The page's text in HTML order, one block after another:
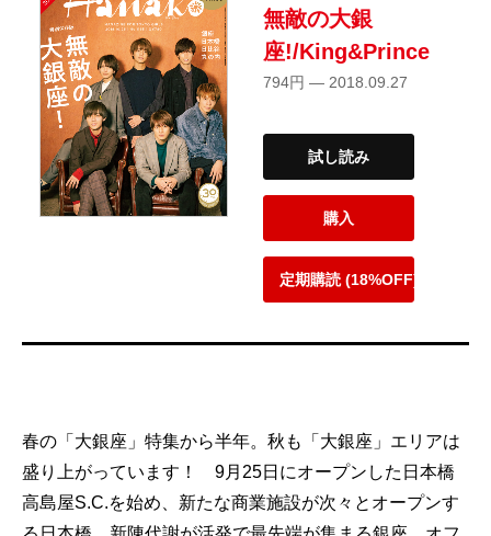
無敵の大銀
座!/King&Prince
794円 — 2018.09.27
試し読み
購入
定期購読 (18%OFF)
春の「大銀座」特集から半年。秋も「大銀座」エリアは
盛り上がっています！ 9月25日にオープンした日本橋
高島屋S.C.を始め、新たな商業施設が次々とオープンす